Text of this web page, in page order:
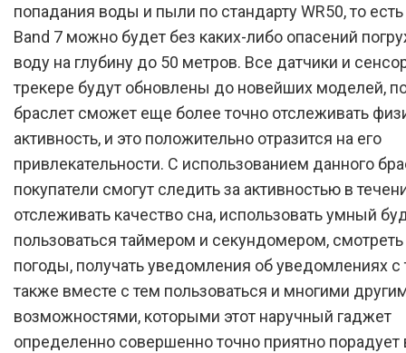
попадания воды и пыли по стандарту WR50, то
Band 7 можно будет без каких-либо опасений
воду на глубину до 50 метров. Все датчики и
трекере будут обновлены до новейших моделей,
браслет сможет еще более точно отслеживать
активность, и это положительно отразится на его
привлекательности. С использованием данного
покупатели смогут следить за активностью в
отслеживать качество сна, использовать умный
пользоваться таймером и секундомером, смотреть
погоды, получать уведомления об уведомлениях с
также вместе с тем пользоваться и многими
возможностями, которыми этот наручный гаджет
определенно совершенно точно приятно порадует